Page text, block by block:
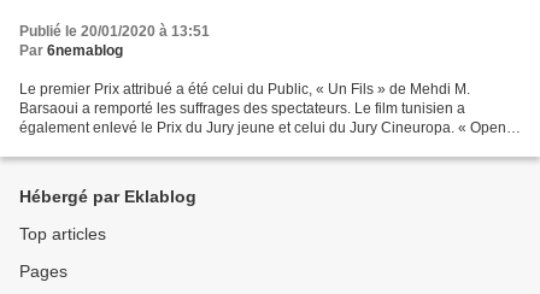
Publié le 20/01/2020 à 13:51
Par 6nemablog
Le premier Prix attribué a été celui du Public, « Un Fils » de Mehdi M.
Barsaoui a remporté les suffrages des spectateurs. Le film tunisien a
également enlevé le Prix du Jury jeune et celui du Jury Cineuropa. « Open
Hébergé par Eklablog
Top articles
Pages